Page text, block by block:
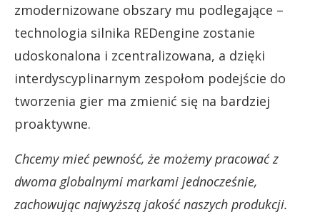
zmodernizowane obszary mu podlegające –
technologia silnika REDengine zostanie
udoskonalona i zcentralizowana, a dzięki
interdyscyplinarnym zespołom podejście do
tworzenia gier ma zmienić się na bardziej
proaktywne.
Chcemy mieć pewność, że możemy pracować z
dwoma globalnymi markami jednocześnie,
zachowując najwyższą jakość naszych produkcji.